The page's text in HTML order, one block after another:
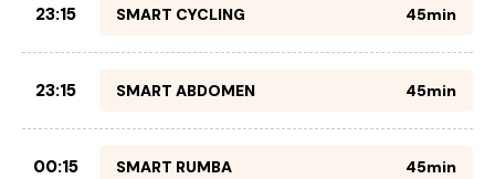
23:15 SMART CYCLING 45min
23:15 SMART ABDOMEN 45min
00:15 SMART RUMBA 45min